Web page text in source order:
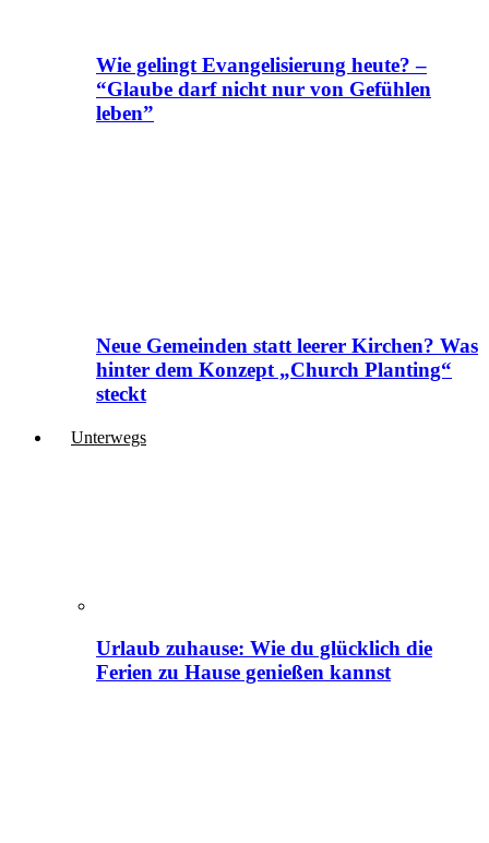
Wie gelingt Evangelisierung heute? –
“Glaube darf nicht nur von Gefühlen
leben”
Neue Gemeinden statt leerer Kirchen? Was
hinter dem Konzept „Church Planting“
steckt
Unterwegs
Urlaub zuhause: Wie du glücklich die
Ferien zu Hause genießen kannst